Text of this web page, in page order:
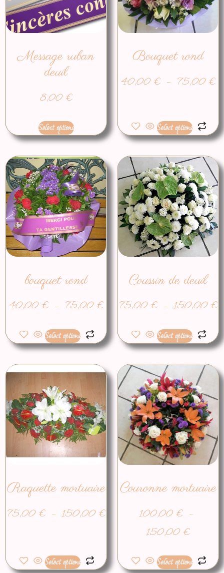
Message ruban
deuil
8,00€
Select options
Bouquet rond
40,00€ – 75,00€
Select options
bouquet rond
40,00€ – 75,00€
Select options
Coussin de deuil
75,00€ – 150,00€
Select options
Raquette mortuaire
75,00€ – 150,00€
Select options
Couronne mortuaire
100,00€ –
150,00€
Select options